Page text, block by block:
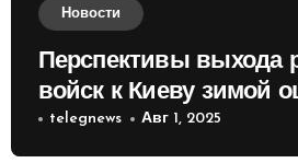
Новости
Перспективы выхода
войск к Киеву зимой
России
telegnews Авг 1, 2025